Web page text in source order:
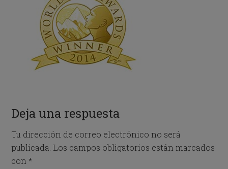
Deja una respuesta
Tu dirección de correo electrónico no será
publicada. Los campos obligatorios están marcados
con*